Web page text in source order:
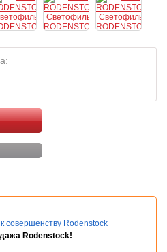
совершенству Rodenstock
Rodenstock!